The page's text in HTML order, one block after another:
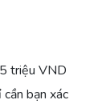
triệu VND
bạn xác